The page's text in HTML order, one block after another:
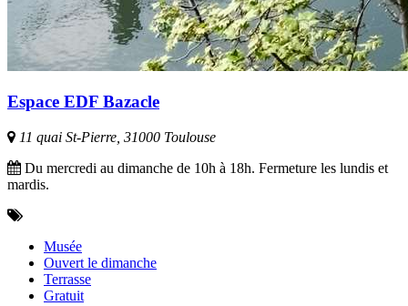
Espace EDF Bazacle
11 quai St-Pierre, 31000 Toulouse
Du mercredi au dimanche de 10h à 18h. Fermeture les lundis et
mardis.
Musée
Ouvert le dimanche
Terrasse
Gratuit